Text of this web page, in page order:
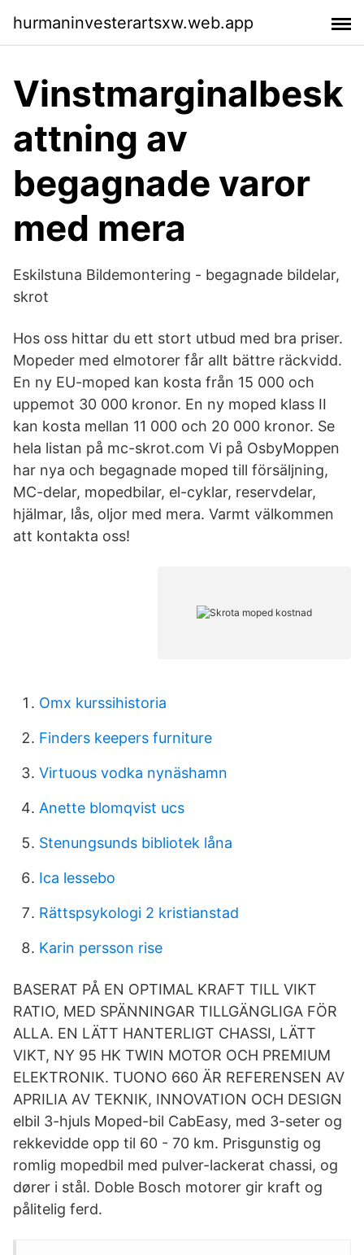
hurmaninvesterartsxw.web.app
Vinstmarginalbesk
attning av
begagnade varor
med mera
Eskilstuna Bildemontering - begagnade bildelar,
skrot
Hos oss hittar du ett stort utbud med bra priser.
Mopeder med elmotorer får allt bättre räckvidd.
En ny EU-moped kan kosta från 15 000 och
uppemot 30 000 kronor. En ny moped klass II
kan kosta mellan 11 000 och 20 000 kronor. Se
hela listan på mc-skrot.com Vi på OsbyMoppen
har nya och begagnade moped till försäljning,
MC-delar, mopedbilar, el-cyklar, reservdelar,
hjälmar, lås, oljor med mera. Varmt välkommen
att kontakta oss!
Omx kurssihistoria
Finders keepers furniture
Virtuous vodka nynäshamn
Anette blomqvist ucs
Stenungsunds bibliotek låna
Ica lessebo
Rättspsykologi 2 kristianstad
Karin persson rise
BASERAT PÅ EN OPTIMAL KRAFT TILL VIKT
RATIO, MED SPÄNNINGAR TILLGÄNGLIGA FÖR
ALLA. EN LÄTT HANTERLIGT CHASSI, LÄTT
VIKT, NY 95 HK TWIN MOTOR OCH PREMIUM
ELEKTRONIK. TUONO 660 ÄR REFERENSEN AV
APRILIA AV TEKNIK, INNOVATION OCH DESIGN
elbil 3-hjuls Moped-bil CabEasy, med 3-seter og
rekkevidde opp til 60 - 70 km. Prisgunstig og
romlig mopedbil med pulver-lackerat chassi, og
dører i stål. Doble Bosch motorer gir kraft og
pålitelig ferd.